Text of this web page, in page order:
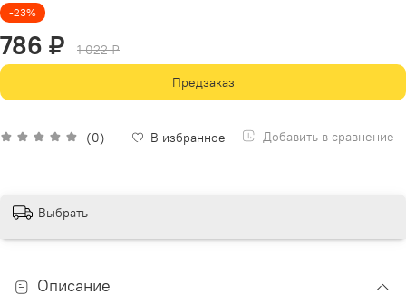
(0) В избранное Добавить в сравнение
-23%
786 ₽
1 022 ₽
Предзаказ
Выбрать
Описание